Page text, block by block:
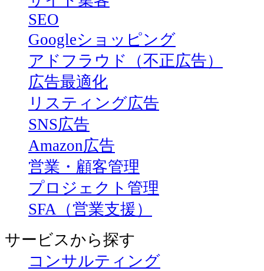
SEO
Googleショッピング
アドフラウド（不正広告）
広告最適化
リスティング広告
SNS広告
Amazon広告
営業・顧客管理
プロジェクト管理
SFA（営業支援）
サービスから探す
コンサルティング